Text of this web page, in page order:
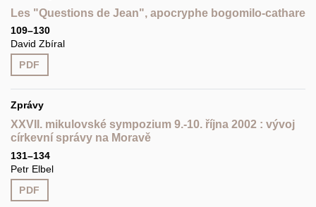
Les "Questions de Jean", apocryphe bogomilo-cathare
109–130
David Zbíral
PDF
Zprávy
XXVII. mikulovské sympozium 9.-10. října 2002 : vývoj
církevní správy na Moravě
131–134
Petr Elbel
PDF